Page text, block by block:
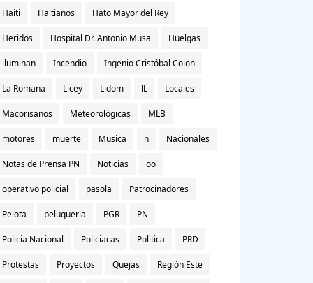
Haiti Haitianos Hato Mayor del Rey
Heridos Hospital Dr. Antonio Musa Huelgas
iluminan Incendio Ingenio Cristóbal Colon
La Romana Licey Lidom lL Locales
Macorisanos Meteorológicas MLB
motores muerte Musica n Nacionales
Notas de Prensa PN Noticias oo
operativo policial pasola Patrocinadores
Pelota peluqueria PGR PN
Policia Nacional Policiacas Politica PRD
Protestas Proyectos Quejas Región Este